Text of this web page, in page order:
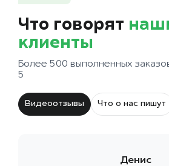
Что говорят
клиенты
Более 500 выполненных
5
Видеоотзывы Что о нас пишут
Денис